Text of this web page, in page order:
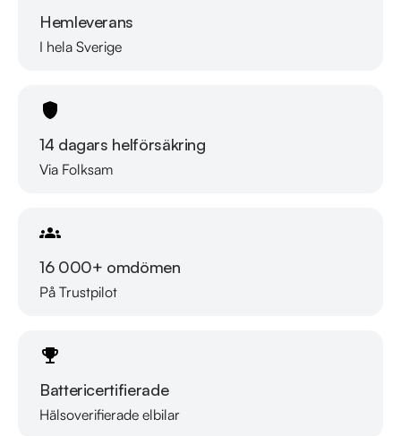
Hemleverans
I hela Sverige
14 dagars helförsäkring
Via Folksam
16 000+ omdömen
På Trustpilot
Battericertifierade
Hälsoverifierade elbilar
Läs mer om oss
Lördag:  10:00 - 18:00